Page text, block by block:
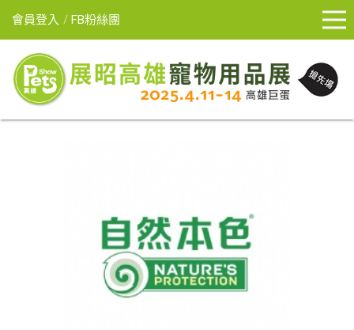
會員登入 FB粉絲團